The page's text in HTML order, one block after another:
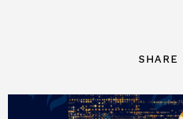
SHARE